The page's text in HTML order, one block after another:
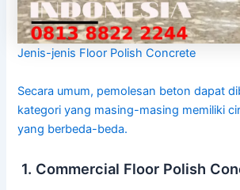
Jenis-jenis Floor Polish Concrete
Secara umum, pemolesan beton dapat
kategori yang masing-masing memiliki
yang berbeda-beda.
1. Commercial Floor Polish